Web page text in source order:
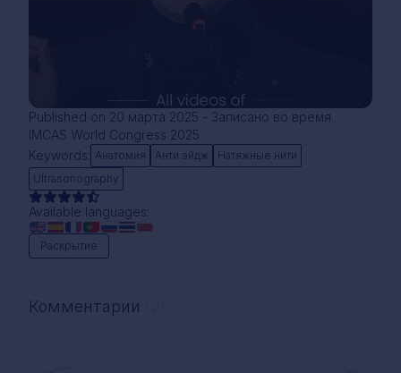
Published on 20 марта 2025 - Записано во время
IMCAS World Congress 2025
Keywords: Анатомия Aнти эйдж
Натяжные нити
Ultrasonography
Available languages:
Раскрытие
Комментарии